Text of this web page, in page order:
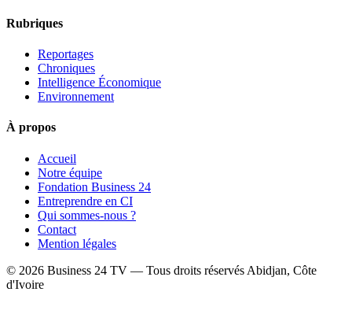
Rubriques
Reportages
Chroniques
Intelligence Économique
Environnement
À propos
Accueil
Notre équipe
Fondation Business 24
Entreprendre en CI
Qui sommes-nous ?
Contact
Mention légales
© 2026 Business 24 TV — Tous droits réservés Abidjan, Côte
d'Ivoire